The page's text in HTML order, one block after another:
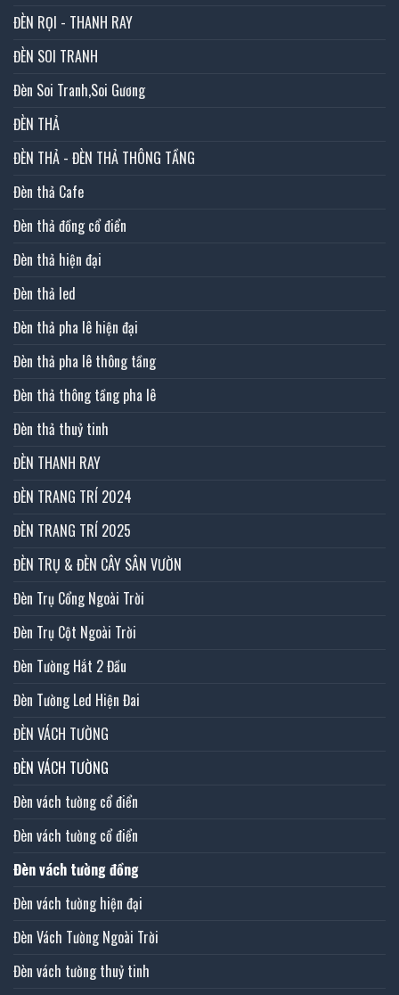
ĐÈN RỌI - THANH RAY
ĐÈN SOI TRANH
Đèn Soi Tranh,Soi Gương
ĐÈN THẢ
ĐÈN THẢ - ĐÈN THẢ THÔNG TẦNG
Đèn thả Cafe
Đèn thả đồng cổ điển
Đèn thả hiện đại
Đèn thả led
Đèn thả pha lê hiện đại
Đèn thả pha lê thông tầng
Đèn thả thông tầng pha lê
Đèn thả thuỷ tinh
ĐÈN THANH RAY
ĐÈN TRANG TRÍ 2024
ĐÈN TRANG TRÍ 2025
ĐÈN TRỤ & ĐÈN CÂY SÂN VƯỜN
Đèn Trụ Cổng Ngoài Trời
Đèn Trụ Cột Ngoài Trời
Đèn Tường Hắt 2 Đầu
Đèn Tường Led Hiện Đai
ĐÈN VÁCH TƯỜNG
ĐÈN VÁCH TƯỜNG
Đèn vách tường cổ điển
Đèn vách tường cổ điển
Đèn vách tường đồng
Đèn vách tường hiện đại
Đèn Vách Tường Ngoài Trời
Đèn vách tường thuỷ tinh